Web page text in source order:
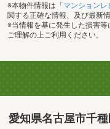
※本物件情報は「 マンションレ
関する正確な情報、及び最新
※当情報を基に発生した損害
ご理解の上ご利用ください。
愛知県名古屋市千